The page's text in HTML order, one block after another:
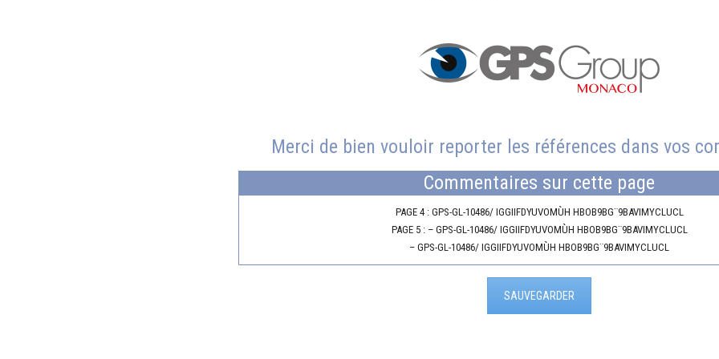
Merci de bien vouloir reporter les références dans vos
Commentaires sur cette page
PAGE 4 : GPS-GL-10486/ IGGIIFDYUVOMÙH HBOB9BG¨9BAVIMYCLUCL
PAGE 5 : – GPS-GL-10486/ IGGIIFDYUVOMÙH HBOB9BG¨9BAVIMYCLUCL
– GPS-GL-10486/ IGGIIFDYUVOMÙH HBOB9BG¨9BAVIMYCLUCL
SAUVEGARDER